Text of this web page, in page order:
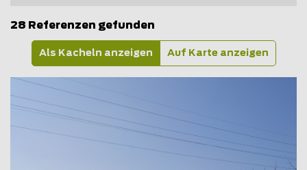
28 Referenzen gefunden
Als Kacheln anzeigen Auf Karte anzeigen